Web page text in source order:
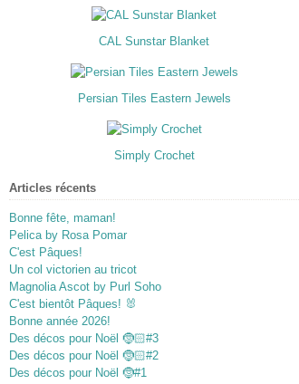
CAL Sunstar Blanket
Persian Tiles Eastern Jewels
Simply Crochet
Articles récents
Bonne fête, maman!
Pelica by Rosa Pomar
C'est Pâques!
Un col victorien au tricot
Magnolia Ascot by Purl Soho
C'est bientôt Pâques! 🐰
Bonne année 2026!
Des décos pour Noël 🤶🏻#3
Des décos pour Noël 🤶🏻#2
Des décos pour Noël 🤶#1